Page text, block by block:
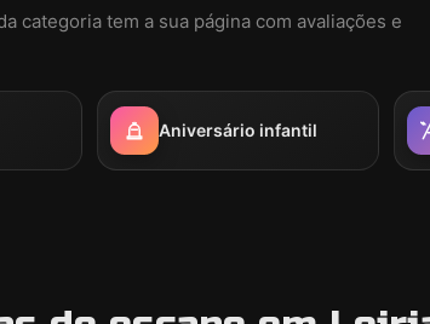
categoria tem a sua página com avaliações e
Aniversário infantil